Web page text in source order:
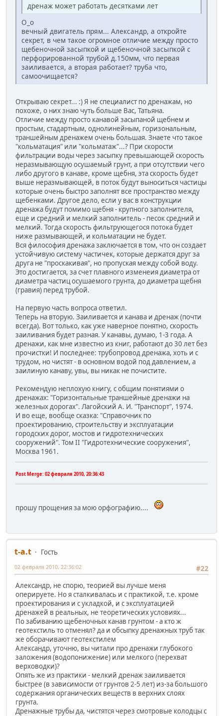
дренаж может работать десятками лет
О_о
вечный двигатель прям... Александр, а откройте
секрет, в чем такое огромное отличие между просто
щебеночной засыпкой и щебеночной засыпкой с
перфорированной трубой д.150мм, что первая
заиливается, а вторая работает? труба что,
самоочищается?
Открываю секрет... :) Я не специалист по дренажам, но
похоже, о них знаю чуть больше Вас, Татьяна.
Отличие между просто канавой засыпаной щебнем и
простым, стадартным, однолинейным, горизональным,
траншейным дренажем очень большая. Знаете что такое
"кольматация" или "кольматаж"...? При скорости
фильтрации воды через засыпку превышающей скорость
неразмывающую осушаемый грунт, а при отсутствии чего
либо другого в канаве, кроме щебня, эта скорость будет
выше неразмывающей, в поток будут выноситься частицы
которые очень быстро заполнят все пространство между
щебенками. Другое дело, если у вас в конструкции
дренажа будут помимо щебня - крупного заполнителя,
еще и средний и мелкий заполнитель - песок средний и
мелкий. Тогда скорость фильтрующегося потока будет
ниже размывающей, и кольматации не будет.
Вся философия дренажа заключается в том, что он создает
устойчивую систему частичек, которые держатся друг за
друга не "проскакивая", но пропуская между собой воду.
Это достигается, за счет плавного изменеия диаметра от
диаметра частиц осушаемого грунта, до диаметра щебня
(гравия) перед трубой.
На первую часть вопроса ответил.
Теперь на вторую. Заиливается и канава и дренаж (почти
всегда). Вот только, как уже наверное понятно, скорость
заиливания будет разная. У канавы, думаю, 1-3 года. А
дренажи, как мне известно из книг, работают до 30 лет без
прочистки! И последнее: трубопровод дренажа, хоть и с
трудом, но чистят - в основном водой под давлением, а
заилиную канаву, увы, вы никак не почистите.
Рекомендую неплохую книгу, с общим понятиями о
дренажах: "Горизонтальные траншейные дренажи на
железных дорогах". Лагойский А. И. "Транспорт", 1974.
И во еще, вообще сказка: "Справочник по
проектированию, строительству и эксплуатации
городских дорог, мостов и гидротехнических
сооружений". Том II "Гидротехнические сооружения",
Москва 1961.
Post Merge: 02 февраля 2010, 20:36:43
прошу прощения за мою орфографию....
t-a.t
Гость
#22
02 февраля 2010, 22:36:02
Александр, не спорю, теорией вы лучше меня
оперируете. Но я сталкивалась и с практикой, т.е. кроме
проектирования и с укладкой, и с эксплуатацией
дренажей в реальных, не теоретических условиях...
По забиванию щебеночных канав грунтом - а кто ж
геотекстиль то отменял? да и обсыпку дренажных труб так
же оборачивают геотекстилем
Александр, уточню, вы читали про дренажи глубокого
заложения (водопонижение) или мелкого (перехват
верховодки)?
Опять же из практики - мелкий дренаж заиливается
быстрее (в зависимости от грунтов 2-5 лет) из-за большого
содержания органических веществ в верхних слоях
грунта.
Дренажные трубы да, чистятся через смотровые колодцы с